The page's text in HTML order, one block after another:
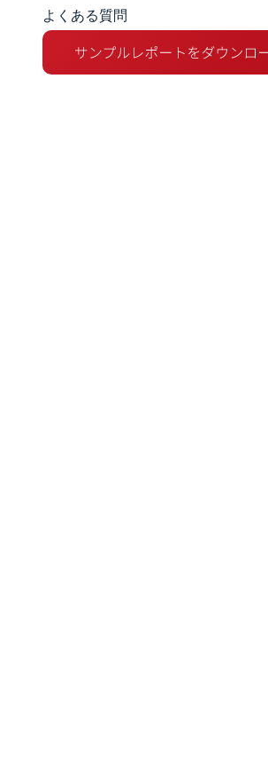
市場概要
主な市場動向
よくある質問